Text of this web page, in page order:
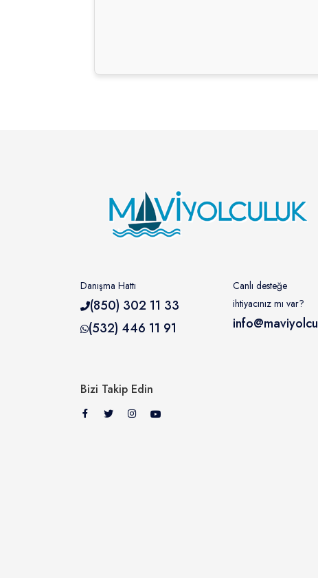
Danışma Hattı
(850) 302 11 33
(532) 446 11 91
Canlı desteğe
ihtiyacınız mı var?
Bizi Takip Edin